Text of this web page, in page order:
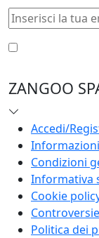
ZANGOO
Accedi/
Condizioni
Informativa
Cookie
Politica dei